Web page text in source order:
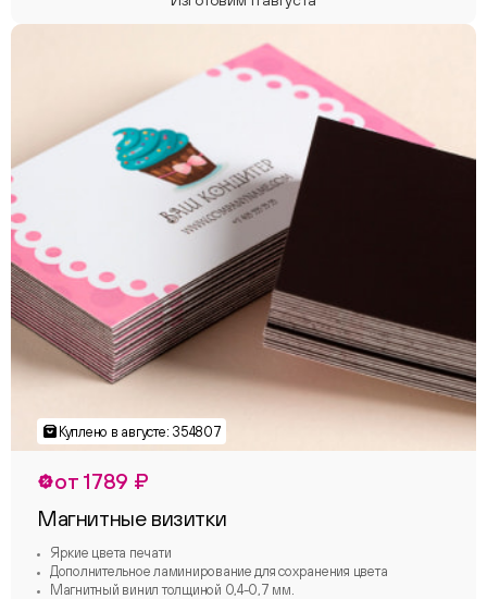
от 1789 ₽
Магнитные визитки
Яркие цвета печати
Дополнительное ламинирование для сохранения цвета
Магнитный винил толщиной 0,4-0,7 мм.